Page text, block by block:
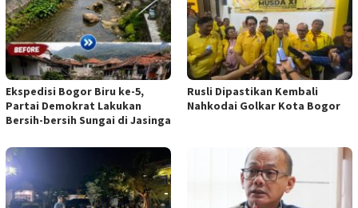
Ekspedisi Bogor Biru ke-5,
Partai Demokrat Lakukan
Bersih-bersih Sungai di Jasinga
Rusli Dipastikan Kembali
Nahkodai Golkar Kota Bogor